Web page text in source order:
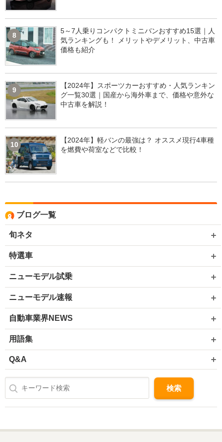
8
5～7人乗りコンパクトミニバンおすすめ15選｜人
気ランキングも！ メリットやデメリット、中古車
価格も紹介
9
【2024年】スポーツカーおすすめ・人気ランキン
グ一覧30選｜国産から海外車まで、価格や意外な
中古車を解説！
10
【2024年】軽バンの最強は？ オススメ現行4車種
を燃費や荷室などで比較！
ブログ一覧
旬ネタ
特選車
ニューモデル試乗
ニューモデル速報
自動車業界NEWS
用語集
Q&A